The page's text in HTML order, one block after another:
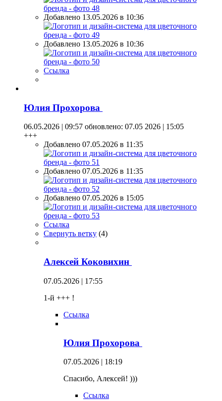
Добавлено 13.05.2026 в 10:36
Добавлено 13.05.2026 в 10:36
Ссылка
Юлия Прохорова
06.05.2026 | 09:57 обновлено: 07.05 2026 | 15:05
+++
Добавлено 07.05.2026 в 11:35
Добавлено 07.05.2026 в 11:35
Добавлено 07.05.2026 в 15:05
Ссылка
Свернуть ветку (4)
Алексей Коковихин
07.05.2026 | 17:55
1-й +++ !
Ссылка
Юлия Прохорова
07.05.2026 | 18:19
Спасибо, Алексей! )))
Ссылка